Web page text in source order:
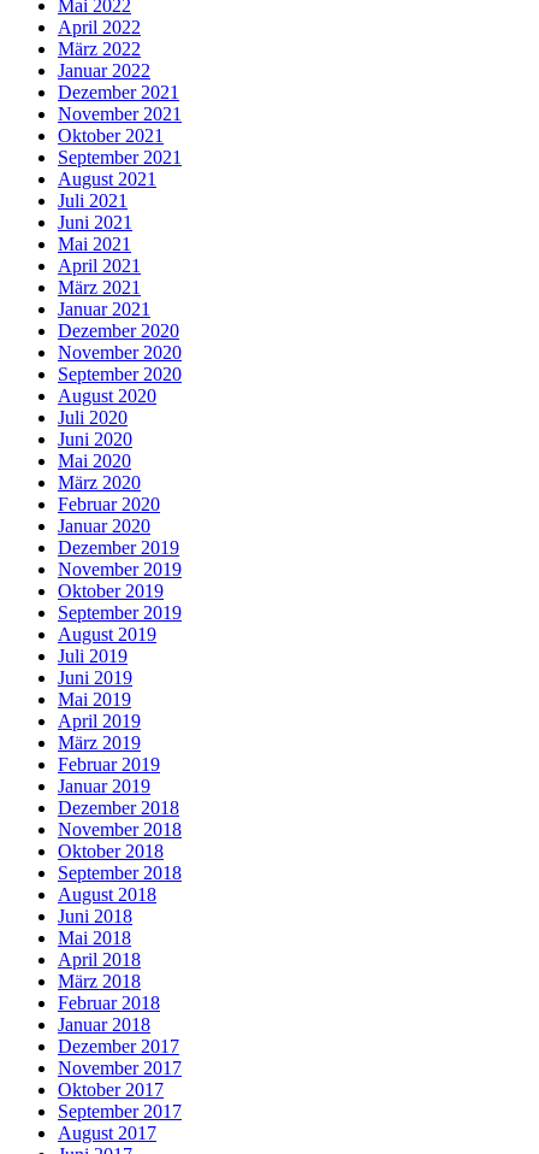
Mai 2022
April 2022
März 2022
Januar 2022
Dezember 2021
November 2021
Oktober 2021
September 2021
August 2021
Juli 2021
Juni 2021
Mai 2021
April 2021
März 2021
Januar 2021
Dezember 2020
November 2020
September 2020
August 2020
Juli 2020
Juni 2020
Mai 2020
März 2020
Februar 2020
Januar 2020
Dezember 2019
November 2019
Oktober 2019
September 2019
August 2019
Juli 2019
Juni 2019
Mai 2019
April 2019
März 2019
Februar 2019
Januar 2019
Dezember 2018
November 2018
Oktober 2018
September 2018
August 2018
Juni 2018
Mai 2018
April 2018
März 2018
Februar 2018
Januar 2018
Dezember 2017
November 2017
Oktober 2017
September 2017
August 2017